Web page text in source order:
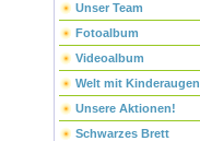
Unser Team
Fotoalbum
Videoalbum
Welt mit Kinderaugen
Unsere Aktionen!
Schwarzes Brett